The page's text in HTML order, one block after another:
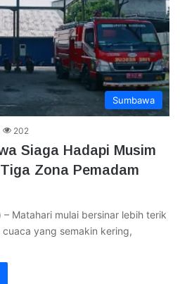
Sumbawa
202
Siaga Hadapi Musim
Zona Pemadam
Matahari mulai bersinar lebih terik
yang semakin kering,